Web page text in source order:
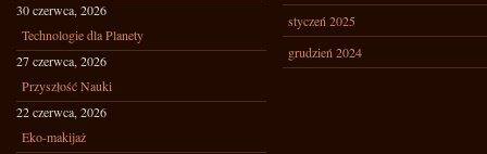
30 czerwca, 2026
Technologie dla Planety
27 czerwca, 2026
Przyszłość Nauki
22 czerwca, 2026
Eko-makijaż
styczeń 2025
grudzień 2024